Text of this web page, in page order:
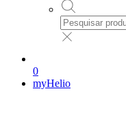
0
myHelio